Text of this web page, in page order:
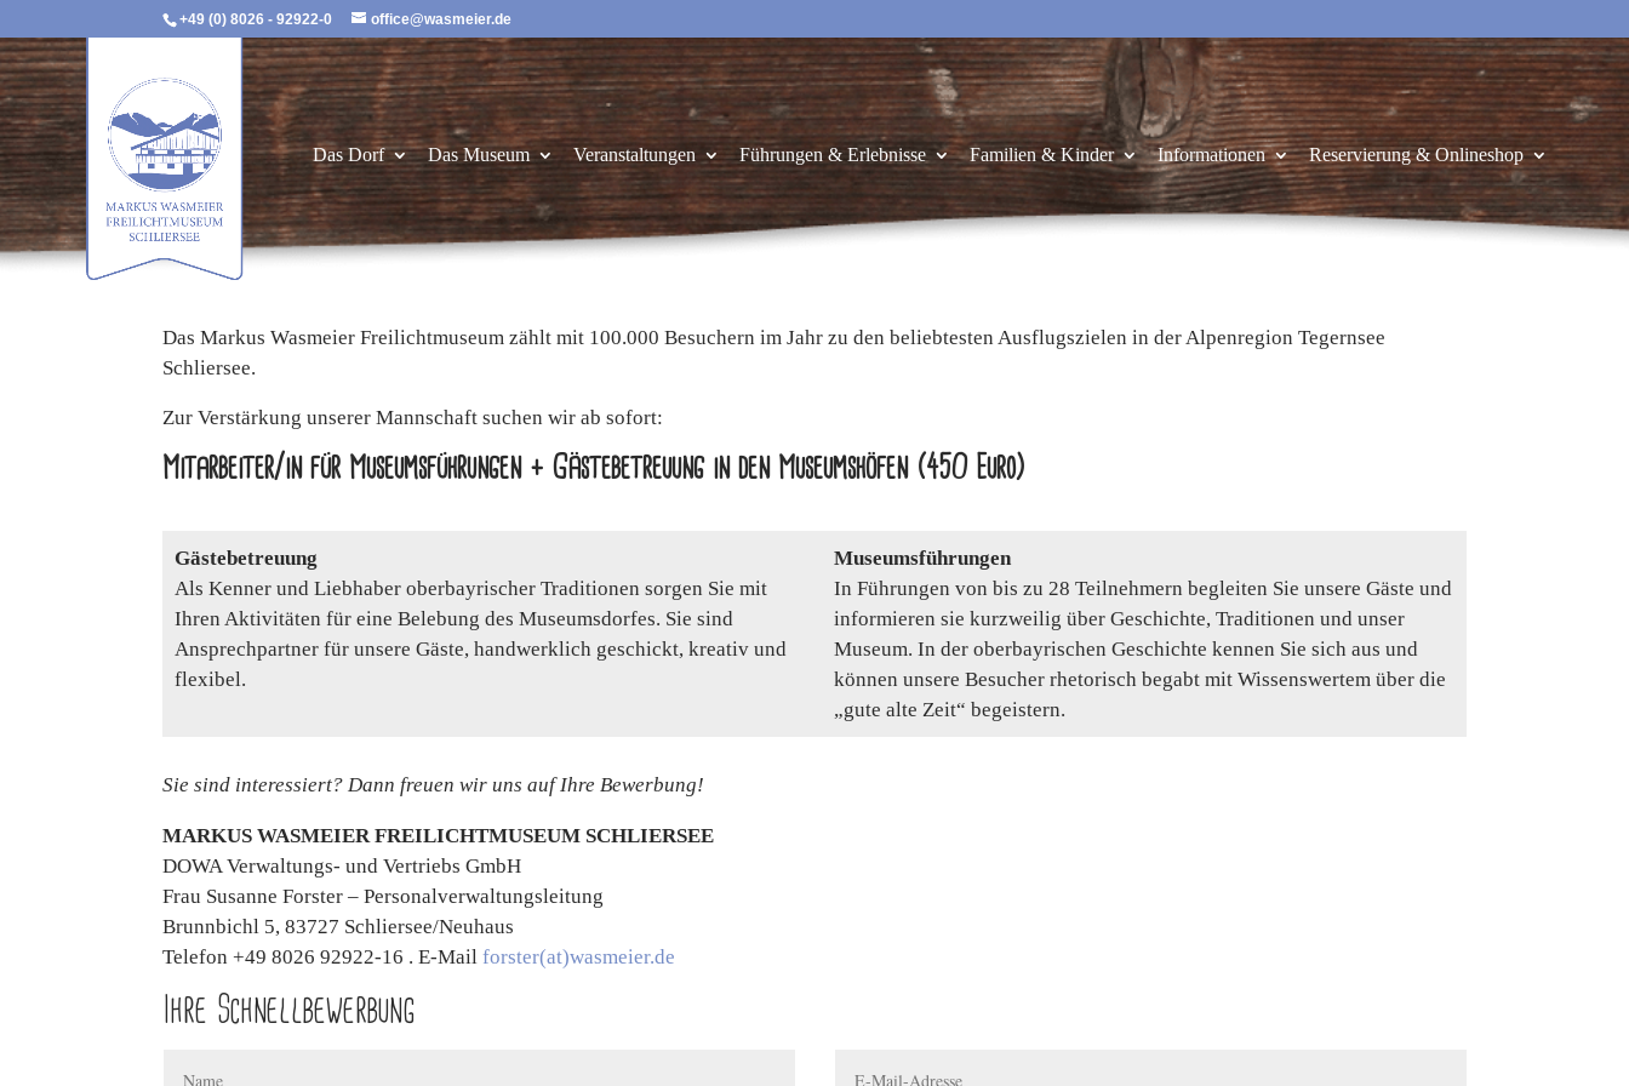
+49 (0) 8026 - 92922-0 office@wasmeier.de
Das Dorf Das Museum Veranstaltungen Führungen & Erlebnisse Familien & Kinder Informationen Reservierung & Onlineshop
Das Markus Wasmeier Freilichtmuseum zählt mit 100.000 Besuchern im Jahr zu den beliebtesten Ausflugszielen in der Alpenregion Tegernsee
Schliersee.
Zur Verstärkung unserer Mannschaft suchen wir ab sofort:
Mitarbeiter/in für Museumsführungen + Gästebetreuung in den Museumshöfen (450 Euro)
Gästebetreuung
Als Kenner und Liebhaber oberbayrischer Traditionen sorgen Sie mit
Ihren Aktivitäten für eine Belebung des Museumsdorfes. Sie sind
Ansprechpartner für unsere Gäste, handwerklich geschickt, kreativ und
flexibel.
Museumsführungen
In Führungen von bis zu 28 Teilnehmern begleiten Sie unsere Gäste und
informieren sie kurzweilig über Geschichte, Traditionen und unser
Museum. In der oberbayrischen Geschichte kennen Sie sich aus und
können unsere Besucher rhetorisch begabt mit Wissenswertem über die
„gute alte Zeit“ begeistern.
Sie sind interessiert? Dann freuen wir uns auf Ihre Bewerbung!
MARKUS WASMEIER FREILICHTMUSEUM SCHLIERSEE
DOWA Verwaltungs- und Vertriebs GmbH
Frau Susanne Forster – Personalverwaltungsleitung
Brunnbichl 5, 83727 Schliersee/Neuhaus
Telefon +49 8026 92922-16 . E-Mailforster(at)wasmeier.de
Ihre Schnellbewerbung